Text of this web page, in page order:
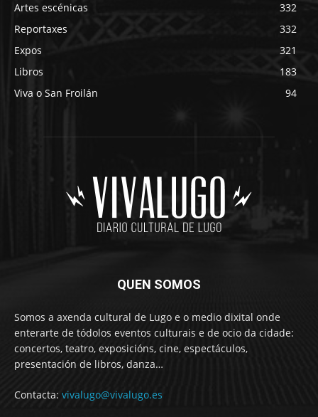
Artes escénicas
332
Reportaxes
332
Expos
321
Libros
183
Viva o San Froilán
94
QUEN SOMOS
Somos a axenda cultural de Lugo e o medio dixital onde
enterarte de tódolos eventos culturais e de ocio da cidade:
concertos, teatro, exposicións, cine, espectáculos,
presentación de libros, danza…
Contacta: vivalugo@vivalugo.es